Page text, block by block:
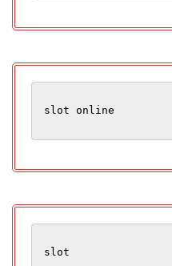
slot online
slot